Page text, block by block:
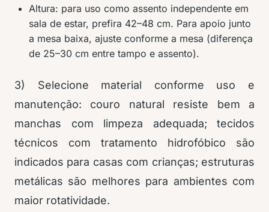
Altura: para uso como assento independente em
sala de estar, prefira 42–48 cm. Para apoio junto
a mesa baixa, ajuste conforme a mesa (diferença
de 25–30 cm entre tampo e assento).
3) Selecione material conforme uso e
manutenção: couro natural resiste bem a
manchas com limpeza adequada; tecidos
técnicos com tratamento hidrofóbico são
indicados para casas com crianças; estruturas
metálicas são melhores para ambientes com
maior rotatividade.